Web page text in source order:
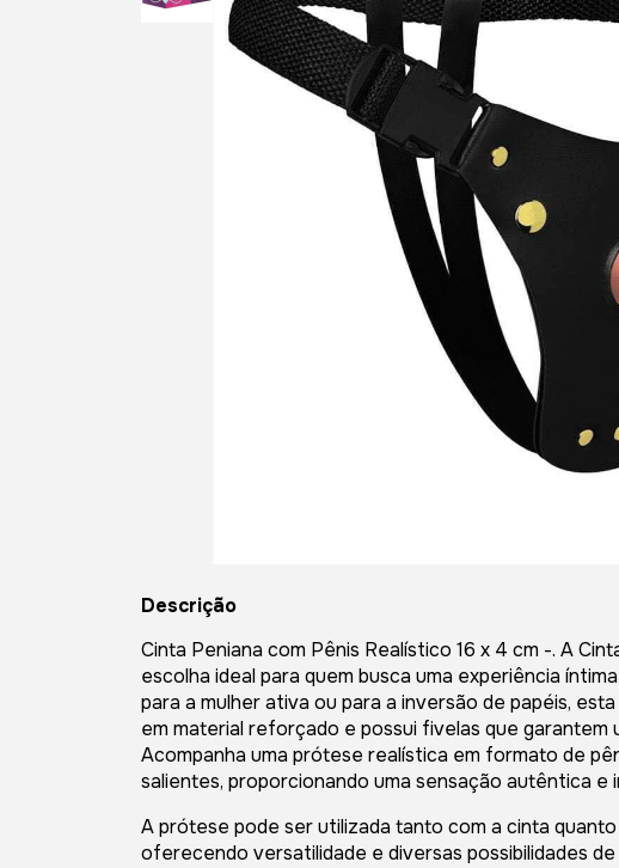
Descrição
Cinta Peniana com Pênis Realístico 16 x 4 cm -. A
escolha ideal para quem busca uma experiência
para a mulher ativa ou para a inversão de papéis,
em material reforçado e possui fivelas que
Acompanha uma prótese realística em formato de
salientes, proporcionando uma sensação autêntica e
A prótese pode ser utilizada tanto com a cinta
oferecendo versatilidade e diversas possibilidades de